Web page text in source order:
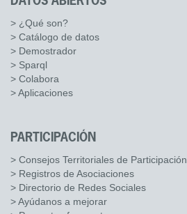
> ¿Qué son?
> Catálogo de datos
> Demostrador
> Sparql
> Colabora
> Aplicaciones
PARTICIPACIÓN
> Consejos Territoriales de Participación
> Registros de Asociaciones
> Directorio de Redes Sociales
> Ayúdanos a mejorar